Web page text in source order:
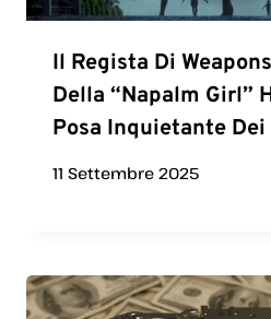
Il Regista Di
Della “Napalm Girl”
Posa Inquietante
11 Settembre 2025